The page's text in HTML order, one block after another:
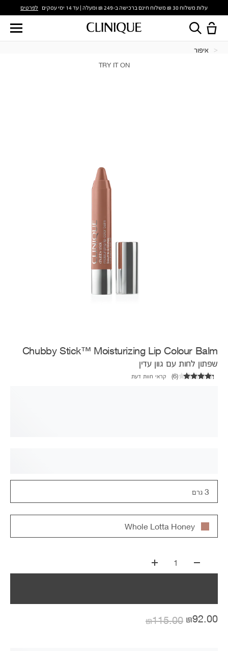
עלות משלוח 30 ₪ משלוח חינם ברכישה ב-249 ₪ ומעלה | עד 14 ימי עסקים לפרטים
איפור
TRY IT ON
Chubby Stick™ Moisturizing Lip Colour Balm
שפתון לחות עם גוון עדין
(
6
) קראי חוות דעת
3 גרם
Whole Lotta Honey
1
₪115.00 ₪92.00